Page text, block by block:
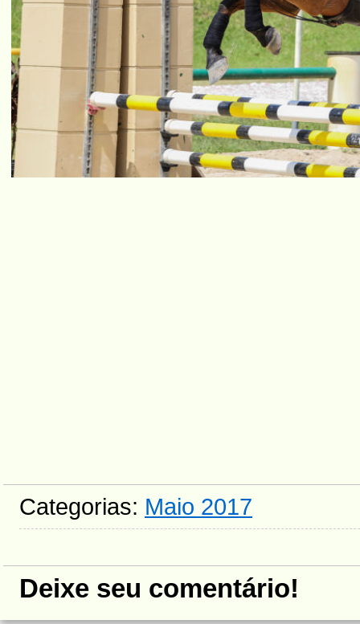
Categorias: Maio 2017
Deixe seu comentário!